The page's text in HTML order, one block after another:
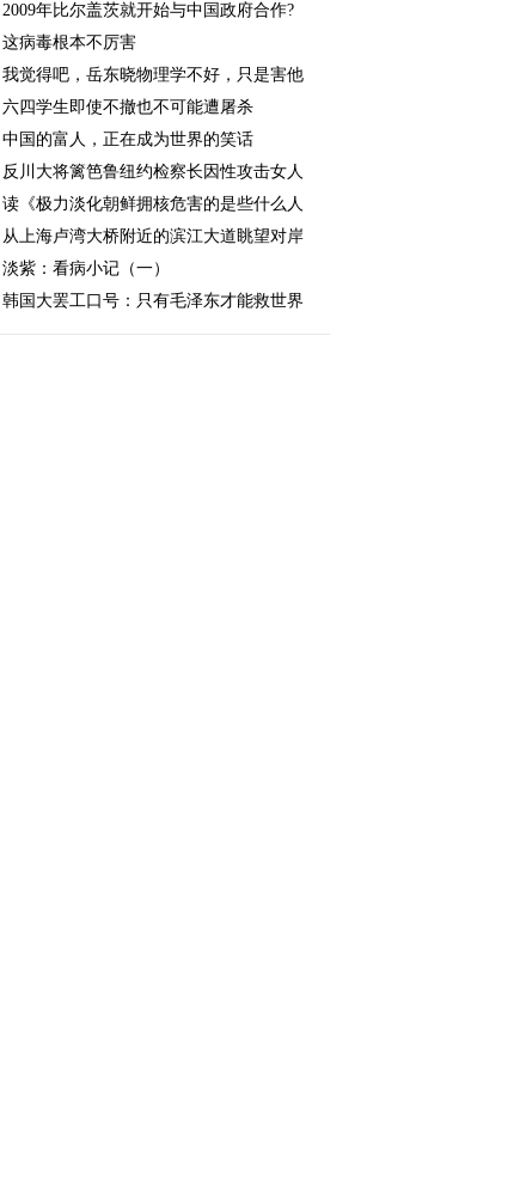
2009年比尔盖茨就开始与中国政府合作?
这病毒根本不厉害
我觉得吧，岳东晓物理学不好，只是害他
六四学生即使不撤也不可能遭屠杀
中国的富人，正在成为世界的笑话
反川大将篱笆鲁纽约检察长因性攻击女人
读《极力淡化朝鲜拥核危害的是些什么人
从上海卢湾大桥附近的滨江大道眺望对岸
淡紫：看病小记（一）
韩国大罢工口号：只有毛泽东才能救世界